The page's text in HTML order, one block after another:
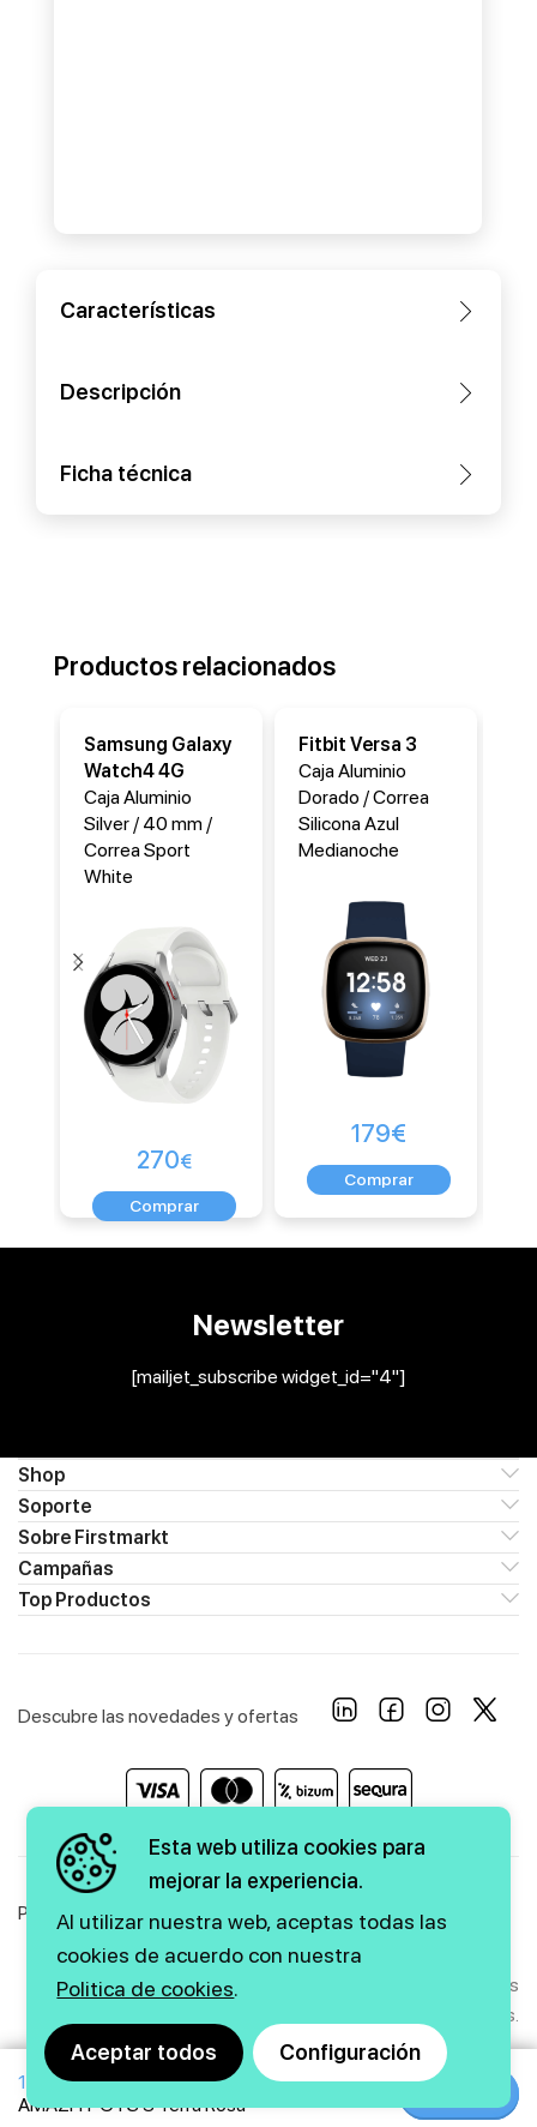
190€
AMAZFIT GTS 3 Terra Rosa
Características
Descripción
Ficha técnica
Productos relacionados
Samsung Galaxy
Watch4 4G
Caja Aluminio
Silver / 40 mm /
Correa Sport
White
270€
Fitbit Versa 3
Caja Aluminio
Dorado / Correa
Silicona Azul
Medianoche
179€
Newsletter
[mailjet_subscribe widget_id="4"]
Shop
Soporte
Sobre Firstmarkt
Campañas
Top Productos
Descubre las novedades y ofertas
Política de Privacidad Política de Cookies Aviso Legal
Copyright © 2026 firstmarkt. Todos los derechos
reservados.
Agencia SEOy diseño web GMEDIA
Esta web utiliza cookies para
mejorar la experiencia.
Al utilizar nuestra web, aceptas todas las
cookies de acuerdo con nuestra
Politica de cookies.
Aceptar todos Configuración